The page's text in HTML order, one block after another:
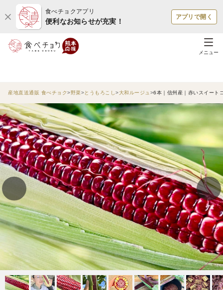
食べチョクアプリ
便利なお知らせが充実！
アプリで開く
メニュー
産地直送通販 食べチョク 野菜 とうもろこし 大和ルージュ 6本｜信州産｜赤いスイート